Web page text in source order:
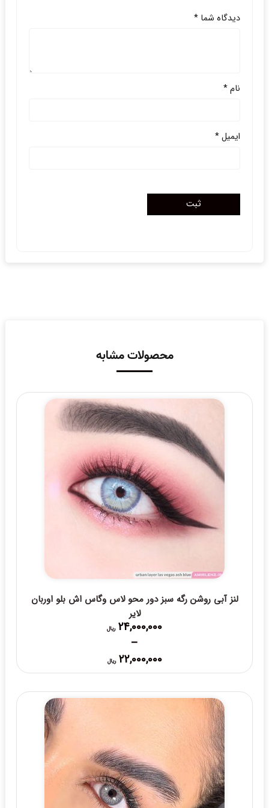
دیدگاه شما *
نام*
ایمیل*
محصولات مشابه
لنز آبی روشن رگه سبز دور محو لاس وگاس اش بلو اوربان
لایر
24,000,000 ریال
–
22,000,000 ریال
Price
range:
through